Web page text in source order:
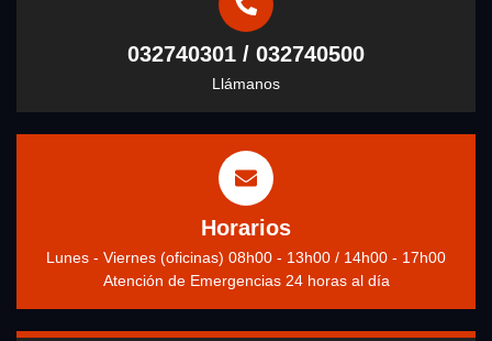
032740301 / 032740500
Llámanos
Horarios
Lunes - Viernes (oficinas) 08h00 - 13h00 / 14h00 - 17h00
Atención de Emergencias 24 horas al día